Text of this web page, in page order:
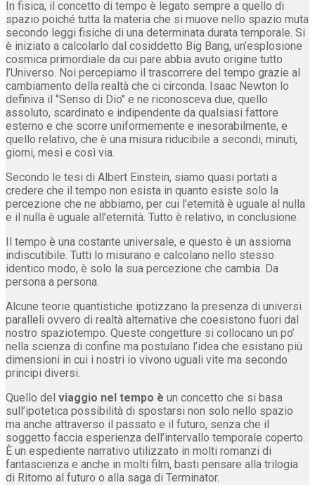
In fisica, il concetto di tempo è legato sempre a quello di
spazio poiché tutta la materia che si muove nello spazio muta
secondo leggi fisiche di una determinata durata temporale. Si
è iniziato a calcolarlo dal cosiddetto Big Bang, un’esplosione
cosmica primordiale da cui pare abbia avuto origine tutto
l’Universo. Noi percepiamo il trascorrere del tempo grazie al
cambiamento della realtà che ci circonda. Isaac Newton lo
definiva il ‘’Senso di Dio’’ e ne riconosceva due, quello
assoluto, scardinato e indipendente da qualsiasi fattore
esterno e che scorre uniformemente e inesorabilmente, e
quello relativo, che è una misura riducibile a secondi, minuti,
giorni, mesi e così via.
Secondo le tesi di Albert Einstein, siamo quasi portati a
credere che il tempo non esista in quanto esiste solo la
percezione che ne abbiamo, per cui l’eternità è uguale al nulla
e il nulla è uguale all’eternità. Tutto è relativo, in conclusione.
Il tempo è una costante universale, e questo è un assioma
indiscutibile. Tutti lo misurano e calcolano nello stesso
identico modo, è solo la sua percezione che cambia. Da
persona a persona.
Alcune teorie quantistiche ipotizzano la presenza di universi
paralleli ovvero di realtà alternative che coesistono fuori dal
nostro spaziotempo. Queste congetture si collocano un po’
nella scienza di confine ma postulano l’idea che esistano più
dimensioni in cui i nostri io vivono uguali vite ma secondo
principi diversi.
Quello del viaggio nel tempo è un concetto che si basa
sull’ipotetica possibilità di spostarsi non solo nello spazio
ma anche attraverso il passato e il futuro, senza che il
soggetto faccia esperienza dell’intervallo temporale coperto.
È un espediente narrativo utilizzato in molti romanzi di
fantascienza e anche in molti film, basti pensare alla trilogia
di Ritorno al futuro o alla saga di Terminator.